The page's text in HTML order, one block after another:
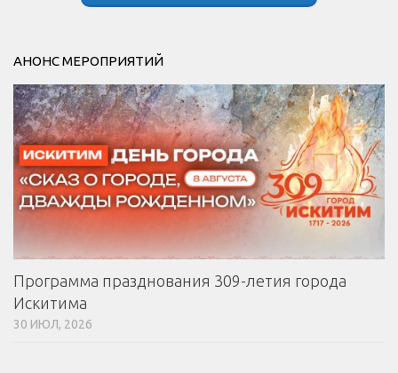
АНОНС МЕРОПРИЯТИЙ
Программа празднования 309-летия города
Искитима
30 ИЮЛ, 2026